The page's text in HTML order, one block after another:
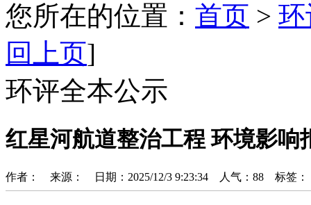
您所在的位置： 首页 >
回上页]
环评全本公示
红星河航道整治工程 环境影响
作者： 来源： 日期：2025/12/3 9:23:34 人气： 88 标签：